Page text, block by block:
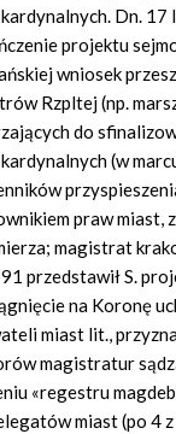
Dn.
projektu
wniosek
Rzpltej (np.
do
(w
praw miast,
magistrat
przedstawił S.
na Koronę
miast lit.,
magistratur
«regestru
miast (po 4